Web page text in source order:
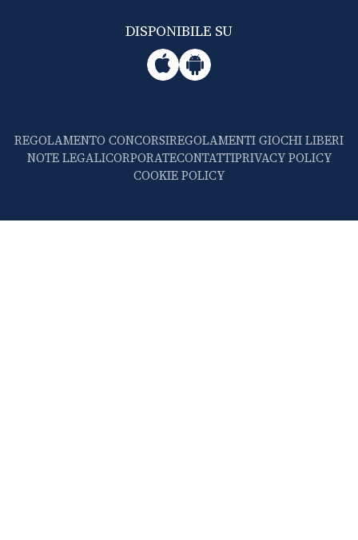
DISPONIBILE SU
REGOLAMENTO CONCORSIREGOLAMENTI GIOCHI LIBERI
NOTE LEGALICORPORATECONTATTIPRIVACY POLICY
COOKIE POLICY